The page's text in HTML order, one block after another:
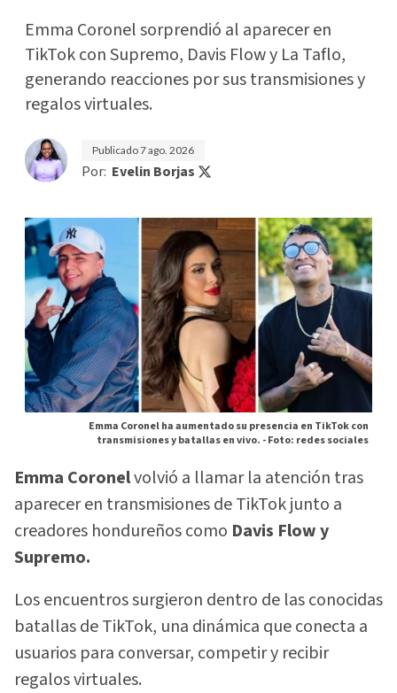
Emma Coronel sorprendió al aparecer en
TikTok con Supremo, Davis Flow y La Taflo,
generando reacciones por sus transmisiones y
regalos virtuales.
Publicado7 ago. 2026
Por: Evelin Borjas
Emma Coronel ha aumentado su presencia en TikTok con
transmisiones y batallas en vivo. -Foto: redes sociales
Emma Coronelvolvió a llamar la atención tras
aparecer en transmisiones de TikTok junto a
creadores hondureños como Davis Flow y
Supremo.
Los encuentros surgieron dentro de las conocidas
batallas de TikTok, una dinámica que conecta a
usuarios para conversar, competir y recibir
regalos virtuales.